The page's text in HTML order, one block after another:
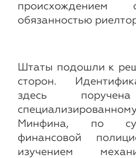
происхождением
обязанностью
Штаты подошли к
сторон.
здесь
Минфина, по
финансовой
изучением